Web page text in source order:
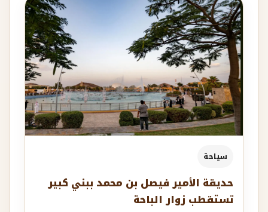
سياحة
حديقة الأمير فيصل بن محمد ببني كبير
تستقطب زوار الباحة